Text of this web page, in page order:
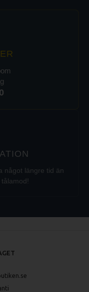
något längre tid än